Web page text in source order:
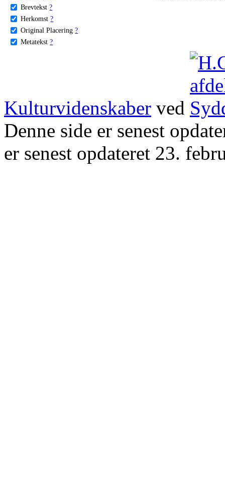
Brevtekst ?
Herkomst ?
Original Placering ?
Metatekst ?
Kulturvidenskaber ved
Denne side er senest
er senest opdateret 23.